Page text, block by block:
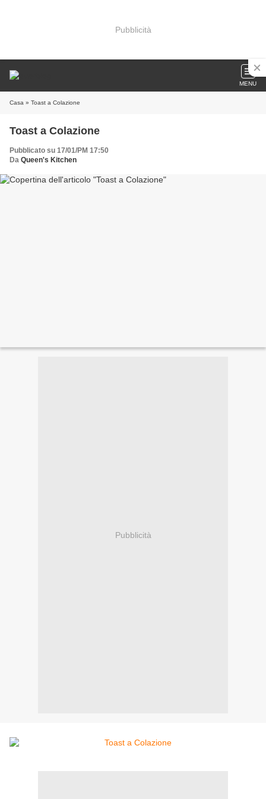
Pubblicità
MENU
Casa » Toast a Colazione
Toast a Colazione
Pubblicato su 17/01/PM 17:50
Da Queen's Kitchen
Pubblicità